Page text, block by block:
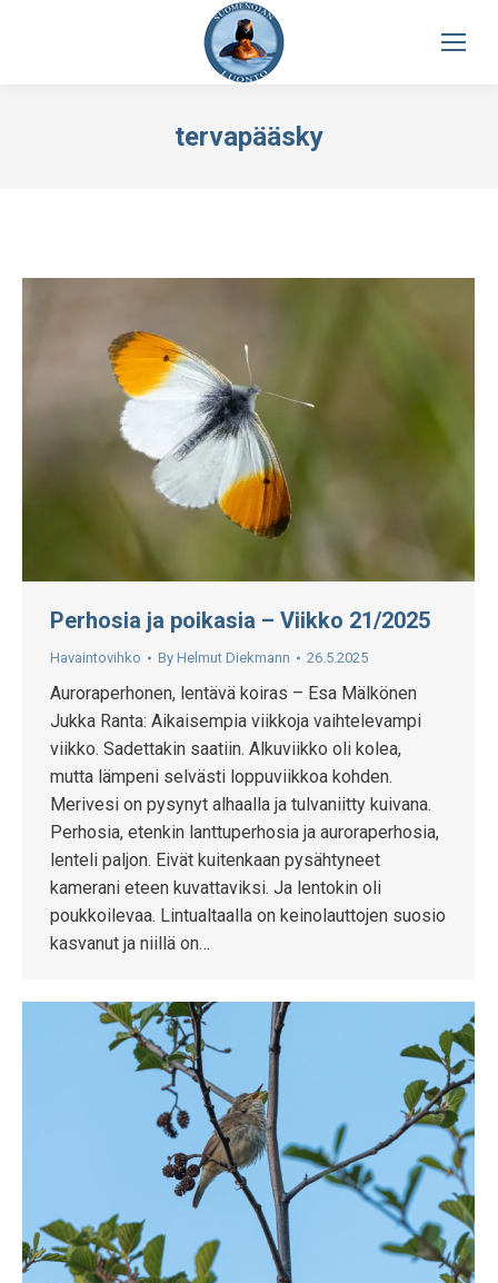
tervapääsky
Perhosia ja poikasia – Viikko 21/2025
Havaintovihko By Helmut Diekmann 26.5.2025
Auroraperhonen, lentävä koiras – Esa Mälkönen
Jukka Ranta: Aikaisempia viikkoja vaihtelevampi
viikko. Sadettakin saatiin. Alkuviikko oli kolea,
mutta lämpeni selvästi loppuviikkoa kohden.
Merivesi on pysynyt alhaalla ja tulvaniitty kuivana.
Perhosia, etenkin lanttuperhosia ja auroraperhosia,
lenteli paljon. Eivät kuitenkaan pysähtyneet
kamerani eteen kuvattaviksi. Ja lentokin oli
poukkoilevaa. Lintualtaalla on keinolauttojen suosio
kasvanut ja niillä on…